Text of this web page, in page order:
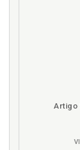
conflitos
Artigo